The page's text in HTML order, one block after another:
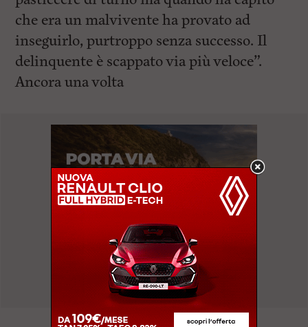
che era un malvivente ha provato ad
inseguirlo, purtroppo senza successo. Il
delinquente è scappato via più veloce”.
Ancora una volta